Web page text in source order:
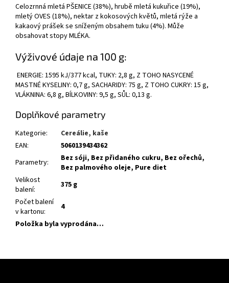
Celozrnná mletá PŠENICE (38%), hrubě mletá kukuřice (19%),
mletý OVES (18%), nektar z kokosových květů, mletá rýže a
kakaový prášek se sníženým obsahem tuku (4%). Může
obsahovat stopy MLÉKA.
Výživové údaje na 100 g:
ENERGIE: 1595 kJ/377 kcal, TUKY: 2,8 g, Z TOHO NASYCENÉ
MASTNÉ KYSELINY: 0,7 g, SACHARIDY: 75 g, Z TOHO CUKRY: 15 g,
VLÁKNINA: 6,8 g, BÍLKOVINY: 9,5 g, SŮL: 0,13 g.
Doplňkové parametry
Kategorie:
Cereálie, kaše
EAN:
5060139434362
Parametry:
Bez sóji, Bez přidaného cukru, Bez ořechů,
Bez palmového oleje, Pure diet
Velikost
balení:
375 g
Počet balení
v kartonu:
4
Položka byla vyprodána…